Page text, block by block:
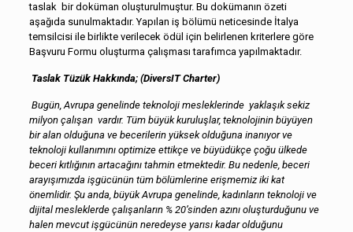
taslak bir doküman oluşturulmuştur. Bu dokümanın özeti
aşağıda sunulmaktadır. Yapılan iş bölümü neticesinde İtalya
temsilcisi ile birlikte verilecek ödül için belirlenen kriterlere göre
Başvuru Formu oluşturma çalışması tarafımca yapılmaktadır.
Taslak Tüzük Hakkında; (DiversIT Charter)
Bugün, Avrupa genelinde teknoloji mesleklerinde yaklaşık sekiz
milyon çalışan vardır. Tüm büyük kuruluşlar, teknolojinin büyüyen
bir alan olduğuna ve becerilerin yüksek olduğuna inanıyor ve
teknoloji kullanımını optimize ettikçe ve büyüdükçe çoğu ülkede
beceri kıtlığının artacağını tahmin etmektedir. Bu nedenle, beceri
arayışımızda işgücünün tüm bölümlerine erişmemiz iki kat
önemlidir. Şu anda, büyük Avrupa genelinde, kadınların teknoloji ve
dijital mesleklerde çalışanların % 20’sinden azını oluşturduğunu ve
halen mevcut işgücünün neredeyse yarısı kadar olduğunu